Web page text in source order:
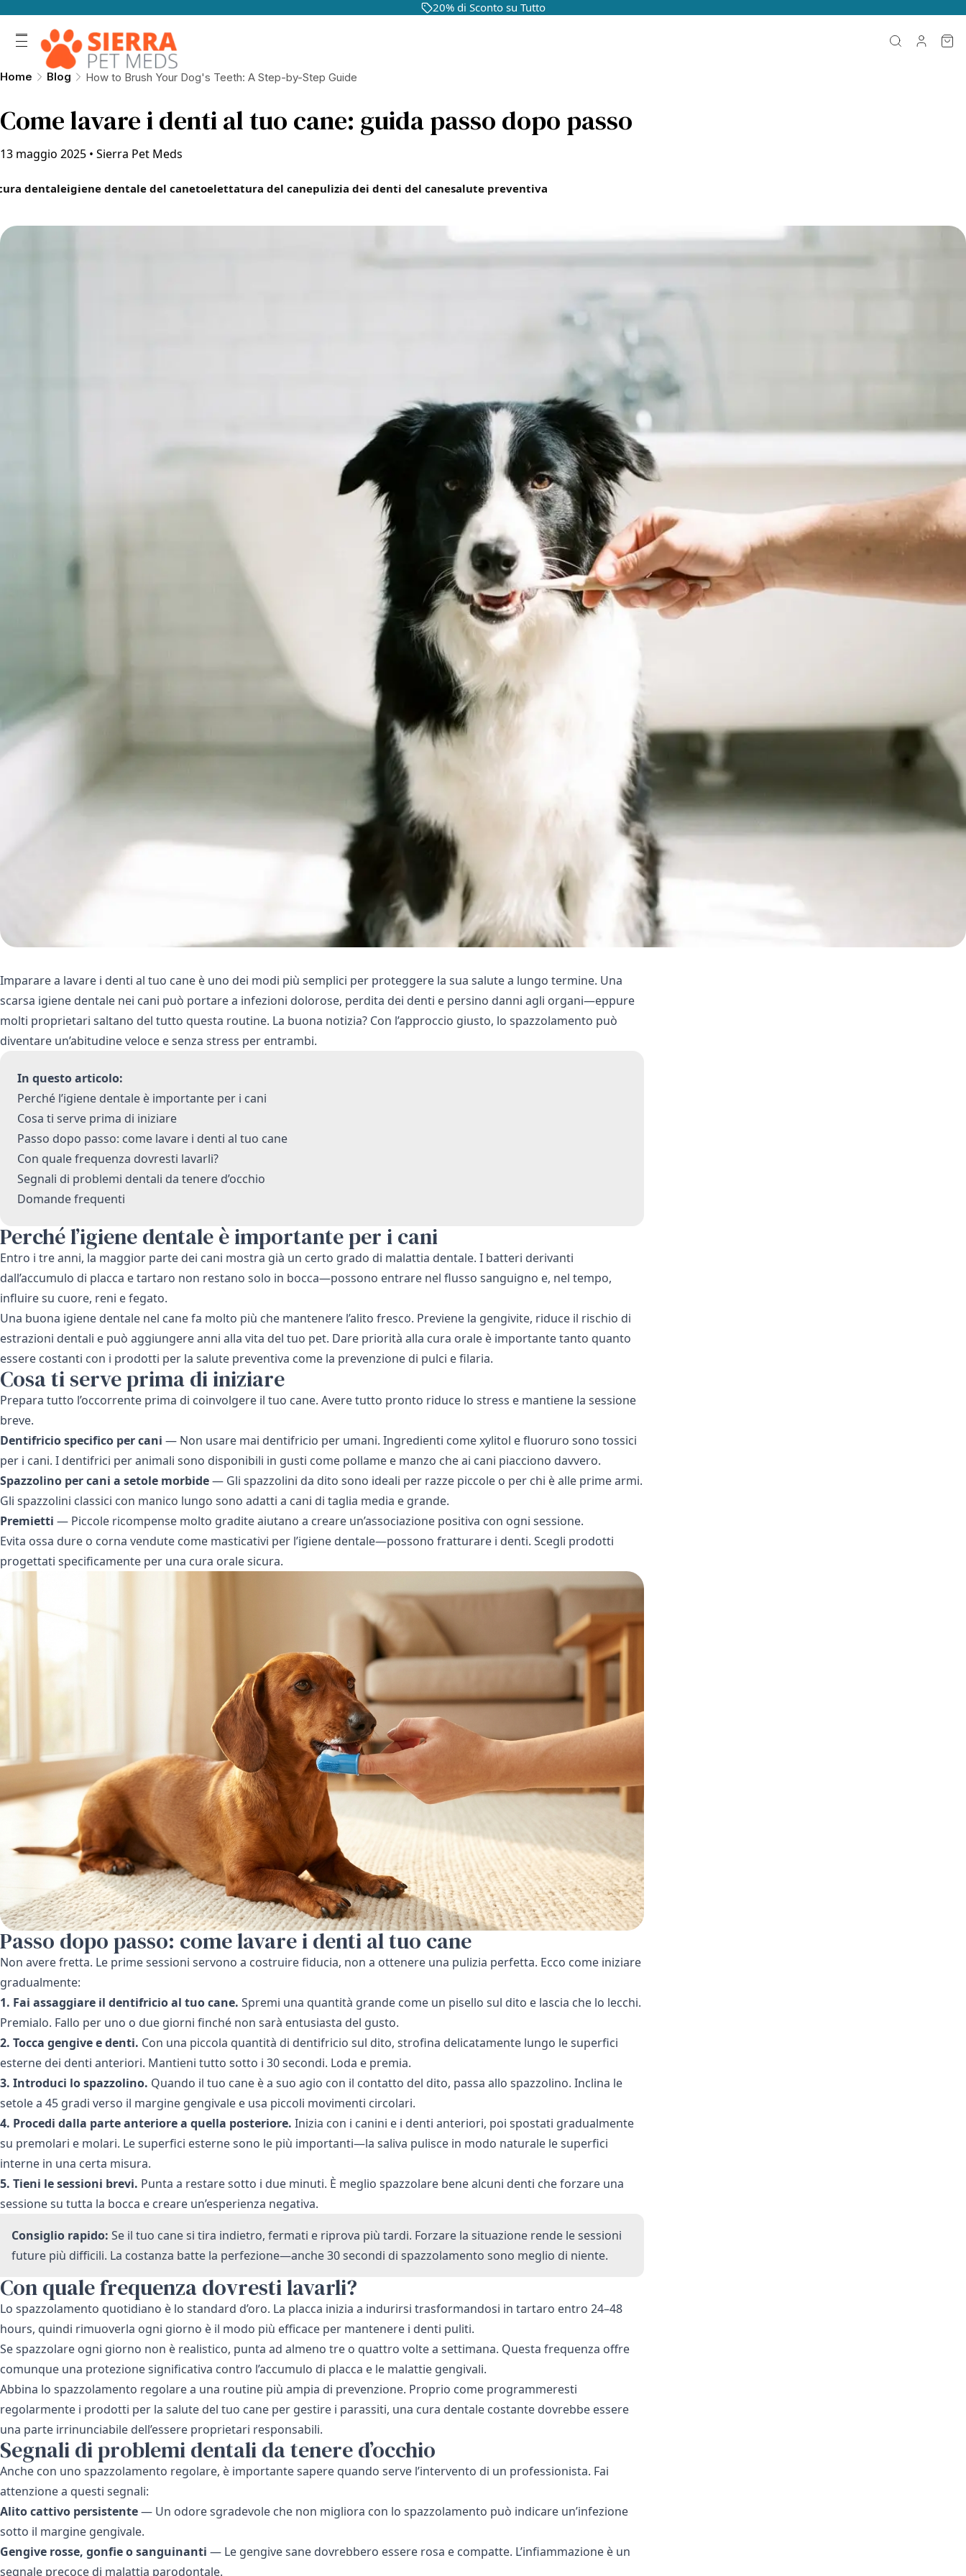
20% di Sconto su Tutto
Home Blog How to Brush Your Dog's Teeth: A Step-by-Step Guide
Come lavare i denti al tuo cane: guida passo dopo passo
13 maggio 2025 • Sierra Pet Meds
dentaleigiene dentale del canetoelettatura del canepulizia dei denti del canesalute preventiva
Imparare a lavare i denti al tuo cane è uno dei modi più semplici per proteggere la sua salute a lungo termine. Una
scarsa igiene dentale nei cani può portare a infezioni dolorose, perdita dei denti e persino danni agli organi—eppure
molti proprietari saltano del tutto questa routine. La buona notizia? Con l’approccio giusto, lo spazzolamento può
diventare un’abitudine veloce e senza stress per entrambi.
In questo articolo:
Perché l’igiene dentale è importante per i cani
Cosa ti serve prima di iniziare
Passo dopo passo: come lavare i denti al tuo cane
Con quale frequenza dovresti lavarli?
Segnali di problemi dentali da tenere d’occhio
Domande frequenti
Perché l’igiene dentale è importante per i cani
Entro i tre anni, la maggior parte dei cani mostra già un certo grado di malattia dentale. I batteri derivanti
dall’accumulo di placca e tartaro non restano solo in bocca—possono entrare nel flusso sanguigno e, nel tempo,
influire su cuore, reni e fegato.
Una buona igiene dentale nel cane fa molto più che mantenere l’alito fresco. Previene la gengivite, riduce il rischio di
estrazioni dentali e può aggiungere anni alla vita del tuo pet. Dare priorità alla cura orale è importante tanto quanto
essere costanti con i prodotti per la salute preventiva come la prevenzione di pulci e filaria.
Cosa ti serve prima di iniziare
Prepara tutto l’occorrente prima di coinvolgere il tuo cane. Avere tutto pronto riduce lo stress e mantiene la sessione
breve.
Dentifricio specifico per cani — Non usare mai dentifricio per umani. Ingredienti come xylitol e fluoruro sono tossici
per i cani. I dentifrici per animali sono disponibili in gusti come pollame e manzo che ai cani piacciono davvero.
Spazzolino per cani a setole morbide— Gli spazzolini da dito sono ideali per razze piccole o per chi è alle prime armi.
Gli spazzolini classici con manico lungo sono adatti a cani di taglia media e grande.
Premietti — Piccole ricompense molto gradite aiutano a creare un’associazione positiva con ogni sessione.
Evita ossa dure o corna vendute come masticativi per l’igiene dentale—possono fratturare i denti. Scegli prodotti
progettati specificamente per una cura orale sicura.
Passo dopo passo: come lavare i denti al tuo cane
Non avere fretta. Le prime sessioni servono a costruire fiducia, non a ottenere una pulizia perfetta. Ecco come iniziare
gradualmente:
1. Fai assaggiare il dentifricio al tuo cane. Spremi una quantità grande come un pisello sul dito e lascia che lo lecchi.
Premialo. Fallo per uno o due giorni finché non sarà entusiasta del gusto.
2. Tocca gengive e denti. Con una piccola quantità di dentifricio sul dito, strofina delicatamente lungo le superfici
esterne dei denti anteriori. Mantieni tutto sotto i 30 secondi. Loda e premia.
3. Introduci lo spazzolino. Quando il tuo cane è a suo agio con il contatto del dito, passa allo spazzolino. Inclina le
setole a 45 gradi verso il margine gengivale e usa piccoli movimenti circolari.
4. Procedi dalla parte anteriore a quella posteriore. Inizia con i canini e i denti anteriori, poi spostati gradualmente
su premolari e molari. Le superfici esterne sono le più importanti—la saliva pulisce in modo naturale le superfici
interne in una certa misura.
5. Tieni le sessioni brevi. Punta a restare sotto i due minuti. È meglio spazzolare bene alcuni denti che forzare una
sessione su tutta la bocca e creare un’esperienza negativa.
Consiglio rapido: Se il tuo cane si tira indietro, fermati e riprova più tardi. Forzare la situazione rende le sessioni
future più difficili. La costanza batte la perfezione—anche 30 secondi di spazzolamento sono meglio di niente.
Con quale frequenza dovresti lavarli?
Lo spazzolamento quotidiano è lo standard d’oro. La placca inizia a indurirsi trasformandosi in tartaro entro 24–48
hours, quindi rimuoverla ogni giorno è il modo più efficace per mantenere i denti puliti.
Se spazzolare ogni giorno non è realistico, punta ad almeno tre o quattro volte a settimana. Questa frequenza offre
comunque una protezione significativa contro l’accumulo di placca e le malattie gengivali.
Abbina lo spazzolamento regolare a una routine più ampia di prevenzione. Proprio come programmeresti
regolarmente i prodotti per la salute del tuo cane per gestire i parassiti, una cura dentale costante dovrebbe essere
una parte irrinunciabile dell’essere proprietari responsabili.
Segnali di problemi dentali da tenere d’occhio
Anche con uno spazzolamento regolare, è importante sapere quando serve l’intervento di un professionista. Fai
attenzione a questi segnali:
Alito cattivo persistente— Un odore sgradevole che non migliora con lo spazzolamento può indicare un’infezione
sotto il margine gengivale.
Gengive rosse, gonfie o sanguinanti — Le gengive sane dovrebbero essere rosa e compatte. L’infiammazione è un
segnale precoce di malattia parodontale.